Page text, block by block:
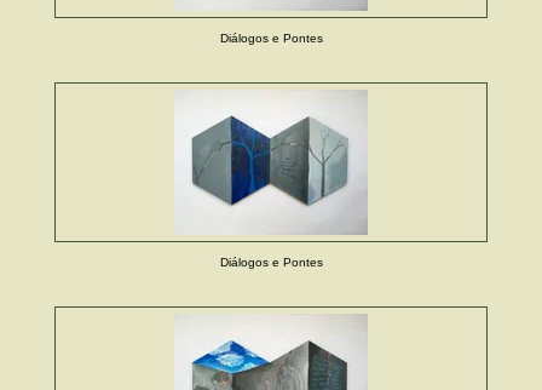
Diálogos e Pontes
Diálogos e Pontes